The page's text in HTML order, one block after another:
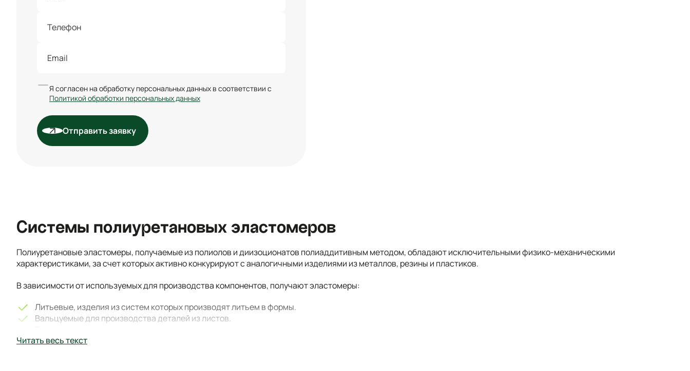
Я согласен на обработку персональных данных в соответствии с
Политикой обработки персональных данных
Отправить заявку
Системы полиуретановых эластомеров
Полиуретановые эластомеры, получаемые из полиолов и диизоционатов полиаддитивным методом, обладают исключительными физико-механическими
характеристиками, за счет которых активно конкурируют с аналогичными изделиями из металлов, резины и пластиков.
В зависимости от используемых для производства компонентов, получают эластомеры:
Литьевые, изделия из систем которых производят литьем в формы.
Вальцуемые для производства деталей из листов.
Ячеистые, обладающие повышенной эластичностью и мягкостью при плотности 0,35-0,65 г/см3.
Читать весь текст